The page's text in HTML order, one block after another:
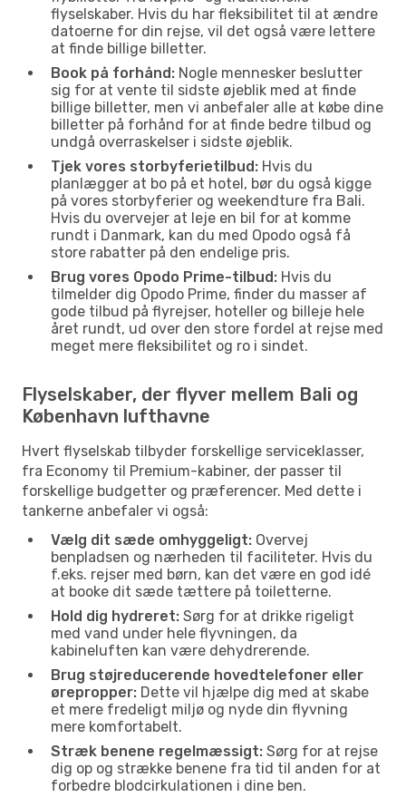
flyselskaber. Hvis du har fleksibilitet til at ændre
datoerne for din rejse, vil det også være lettere
at finde billige billetter.
Book på forhånd: Nogle mennesker beslutter
sig for at vente til sidste øjeblik med at finde
billige billetter, men vi anbefaler alle at købe dine
billetter på forhånd for at finde bedre tilbud og
undgå overraskelser i sidste øjeblik.
Tjek vores storbyferietilbud: Hvis du
planlægger at bo på et hotel, bør du også kigge
på vores storbyferier og weekendture fra Bali.
Hvis du overvejer at leje en bil for at komme
rundt i Danmark, kan du med Opodo også få
store rabatter på den endelige pris.
Brug vores Opodo Prime-tilbud: Hvis du
tilmelder dig Opodo Prime, finder du masser af
gode tilbud på flyrejser, hoteller og billeje hele
året rundt, ud over den store fordel at rejse med
meget mere fleksibilitet og ro i sindet.
Flyselskaber, der flyver mellem Bali og
København lufthavne
Hvert flyselskab tilbyder forskellige serviceklasser,
fra Economy til Premium-kabiner, der passer til
forskellige budgetter og præferencer. Med dette i
tankerne anbefaler vi også:
Vælg dit sæde omhyggeligt: Overvej
benpladsen og nærheden til faciliteter. Hvis du
f.eks. rejser med børn, kan det være en god idé
at booke dit sæde tættere på toiletterne.
Hold dig hydreret: Sørg for at drikke rigeligt
med vand under hele flyvningen, da
kabineluften kan være dehydrerende.
Brug støjreducerende hovedtelefoner eller
ørepropper: Dette vil hjælpe dig med at skabe
et mere fredeligt miljø og nyde din flyvning
mere komfortabelt.
Stræk benene regelmæssigt: Sørg for at rejse
dig op og strække benene fra tid til anden for at
forbedre blodcirkulationen i dine ben.